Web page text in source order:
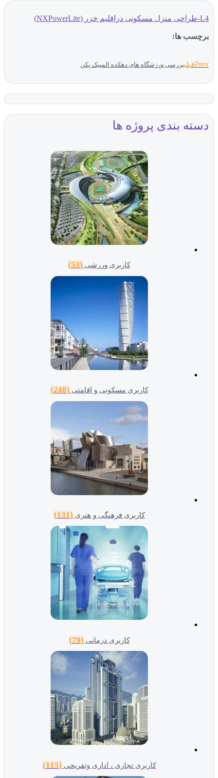
L4-طراحی منزل مسکونی دراقلیم خزر (NXPowerLite)
برچسب ها:
Prevقبلیبررسی ورزشگاه های دهکده المپیک پکن
دسته بندی پروژه ها
کاربری ورزشی (53)
کاربری مسکونی و اقامتی (248)
کاربری فرهنگی و هنری (131)
کاربری درمانی (79)
کاربری تجاری ، اداری وتفریحی (115)